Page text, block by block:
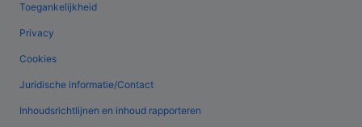
Toegankelijkheid
Privacy
Cookies
Juridische informatie/Contact
Inhoudsrichtlijnen en inhoud rapporteren